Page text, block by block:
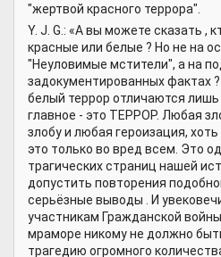
"жертвой красного террора".
Y. J. G.: «А вы можете сказать ,
красные или белые ? Но не на
"Неуловимые мстители", а на
задокументированных фактах
белый террор отличаются
главное - это ТЕРРОР. Любая
злобу и любая героизация,
это только во вред всем. Это
трагических страниц нашей
допустить повторения
серьёзные выводы . И
участникам Гражданской
мраморе никому не должно
трагедию огромного